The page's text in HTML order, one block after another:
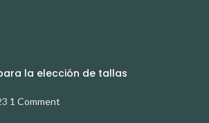
la elección de tallas
1 Comment